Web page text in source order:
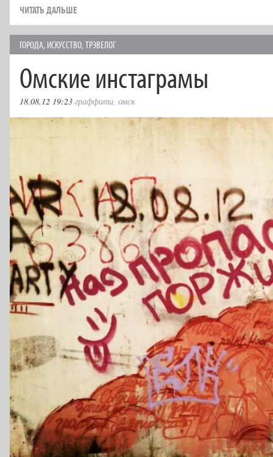
ЧИТАТЬ ДАЛЬШЕ
ГОРОДА, ИСКУССТВО,ТРЭВЕЛОГ
Омские инстаграмы
18.08.12 19:23 граффити, омск